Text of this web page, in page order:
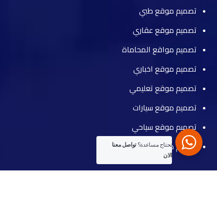
تصميم موقع طبي
تصميم موقع عقاري
تصميم مواقع المحاماة
تصميم موقع اخباري
تصميم موقع تعليمي
تصميم موقع سيارات
تصميم موقع سياحي
تصميم موقع مطعم
تحتاج مساعدة؟تواصل معنا
الان